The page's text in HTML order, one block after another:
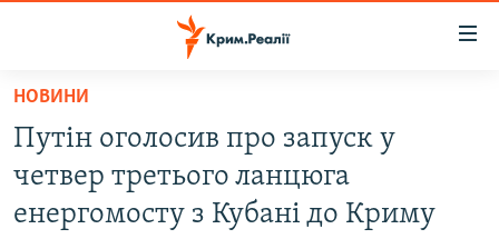
Перейти
основного
матеріалу
до
ВОДА.КРИМ
ВІДЕО ТА ФОТО
НОВИНИ
Путін оголосив про запуск у
четвер третього ланцюга
енергомосту з Кубані до Криму